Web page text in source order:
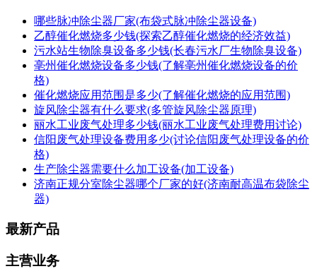
哪些脉冲除尘器厂家(布袋式脉冲除尘器设备)
乙醇催化燃烧多少钱(探索乙醇催化燃烧的经济效益)
污水站生物除臭设备多少钱(长春污水厂生物除臭设备)
亳州催化燃烧设备多少钱(了解亳州催化燃烧设备的价
格)
催化燃烧应用范围是多少(了解催化燃烧的应用范围)
旋风除尘器有什么要求(多管旋风除尘器原理)
丽水工业废气处理多少钱(丽水工业废气处理费用讨论)
信阳废气处理设备费用多少(讨论信阳废气处理设备的价
格)
生产除尘器需要什么加工设备(加工设备)
济南正规分室除尘器哪个厂家的好(济南耐高温布袋除尘
器)
最新产品
主营业务